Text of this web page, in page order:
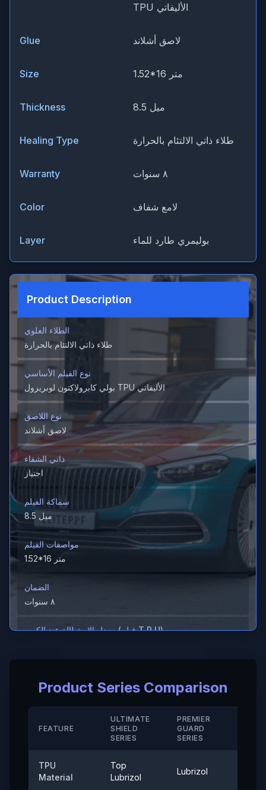
TPU الأليفاتي
Glue لاصق أشلاند
Size 1.52*16 متر
Thickness 8.5 ميل
Healing Type طلاء ذاتي الالتئام بالحرارة
Warranty ٨ سنوات
Color لامع شفاف
Layer بوليمري طارد للماء
Product Description
الطلاء العلوي
طلاء ذاتي الالتئام بالحرارة
نوع الفيلم الأساسي
بولي كابرولاكتون لوبريزول TPU الأليفاتي
نوع اللاصق
لاصق أشلاند
ذاتي الشفاء
اجتياز
سماكة الفيلم
8.5 ميل
مواصفات الفيلم
1.52*16 متر
الضمان
٨ سنوات
معدل الاستطالة عند الكسر (فيلم T P U)
＞280（%）
-40° إلى 120°
Product Series Comparison
FEATURE
ULTIMATE
SHIELD
SERIES
PREMIER
GUARD
SERIES
TPU
Material
Top
Lubrizol
Lubrizol